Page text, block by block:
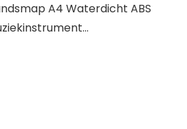
A4 Waterdicht ABS